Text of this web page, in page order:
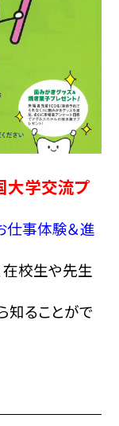
大学交流プ
仕事体験＆進
在校生や先生
知ることがで